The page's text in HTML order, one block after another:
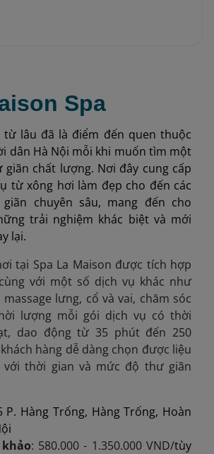
Spa
từ lâu đã là điểm đến quen thuộc
dân Hà Nội mỗi khi muốn tìm một
giãn chất lượng. Nơi đây cung cấp
từ xông hơi làm đẹp cho đến các
chuyên sâu, mang đến cho
trải nghiệm khác biệt và mới
lại.
tại Spa La Maison được tích hợp
với một số dịch vụ khác như
massage lưng, cổ và vai, chăm sóc
lượng mỗi gói dịch vụ có thời
dao động từ 35 phút đến 250
hàng dễ dàng chọn được liệu
thời gian và mức độ thư giãn
P. Hàng Trống, Hàng Trống, Hoàn
: 580.000 - 1.350.000 VND/tùy